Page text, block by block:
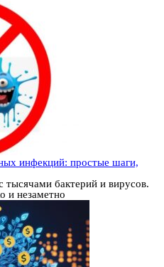
инфекций: простые шаги,
бактерий и вирусов.
и незаметно